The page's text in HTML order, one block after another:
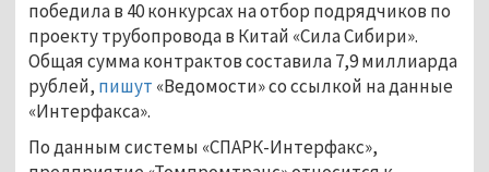
победила в 40 конкурсах на отбор подрядчиков по
проекту трубопровода в Китай «Сила Сибири».
Общая сумма контрактов составила 7,9 миллиарда
рублей, пишут «Ведомости» со ссылкой на данные
«Интерфакса».
По данным системы «СПАРК-Интерфакс»,